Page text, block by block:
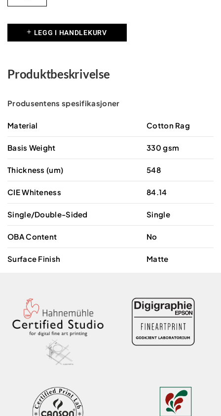
LEGG I HANDLEKURV
Produktbeskrivelse
Produsentens spesifikasjoner
Material Cotton Rag
Basis Weight 330 gsm
Thickness (um) 548
CIE Whiteness 84.14
Single/Double-Sided Single
OBA Content No
Surface Finish Matte